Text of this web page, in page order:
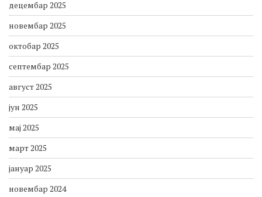
децембар 2025
новембар 2025
октобар 2025
септембар 2025
август 2025
јун 2025
мај 2025
март 2025
јануар 2025
новембар 2024